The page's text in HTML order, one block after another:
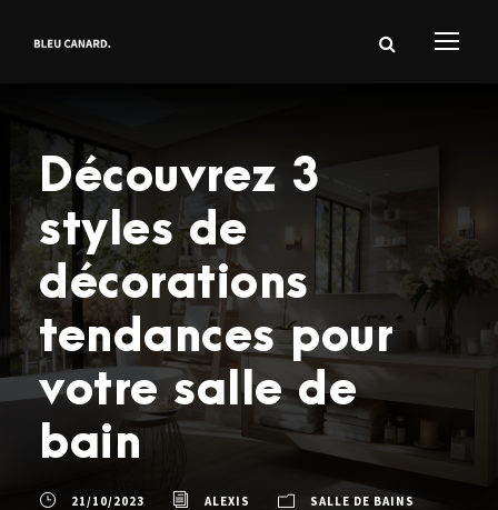
Découvrez 3
styles de
décorations
tendances pour
votre salle de
bain
21/10/2023 ALEXIS SALLE DE BAINS